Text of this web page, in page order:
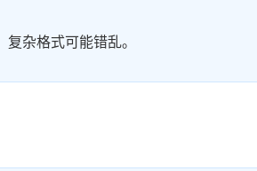
杂格式可能错乱。